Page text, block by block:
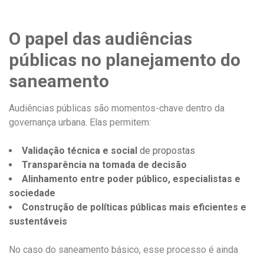
O papel das audiências
públicas no planejamento do
saneamento
Audiências públicas são momentos-chave dentro da
governança urbana. Elas permitem:
Validação técnica e social de propostas
Transparência na tomada de decisão
Alinhamento entre poder público, especialistas e
sociedade
Construção de políticas públicas mais eficientes e
sustentáveis
No caso do saneamento básico, esse processo é ainda